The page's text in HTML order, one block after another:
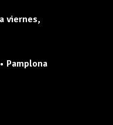
viernes,
Pamplona